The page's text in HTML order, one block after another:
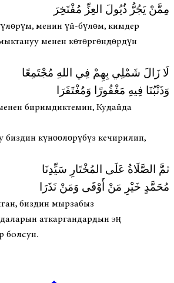
مِمَّنْ يَجُرُّ ذُيُولَ العِزِّ مُفْتَخِرَ
менин үй-бүлөм, кимдер
менен көтөргөндөрдүн
لَا زَالَ شَمْلِي بِهِمْ فِي اللهِ مُجْتَمِعًا
وَذَنْبُنَا فِيهِ مَغْفُورًا وَمُغْتَفَرَا
биримдиктемин, Кудайда
күнөөлөрүбүз кечирилип,
ثمَُّ الصَّلَاةُ عَلَى المُخْتَارِ سَيِّدِنَا
مُحَمَّدٍ خَيْرِ مَنْ أَوْفَى وَمَنْ نَذَرَا
биздин мырзабыз
аткаргандардын эң
болсун.